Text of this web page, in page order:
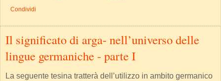
Condividi
Il significato di arga- nell’universo delle
lingue germaniche - parte I
La seguente tesina tratterà dell’utilizzo in ambito germanico